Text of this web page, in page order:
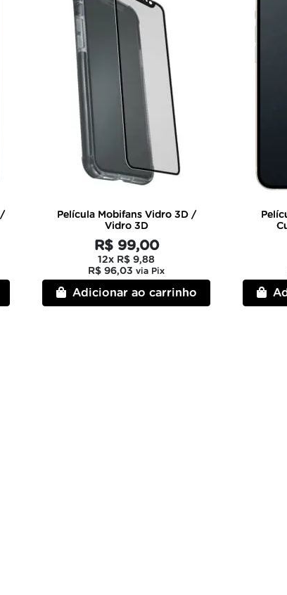
/
Película Mobifans Vidro 3D /
Vidro 3D
R$ 99,00
12x R$ 9,88
R$ 96,03 via Pix
Adicionar ao carrinho